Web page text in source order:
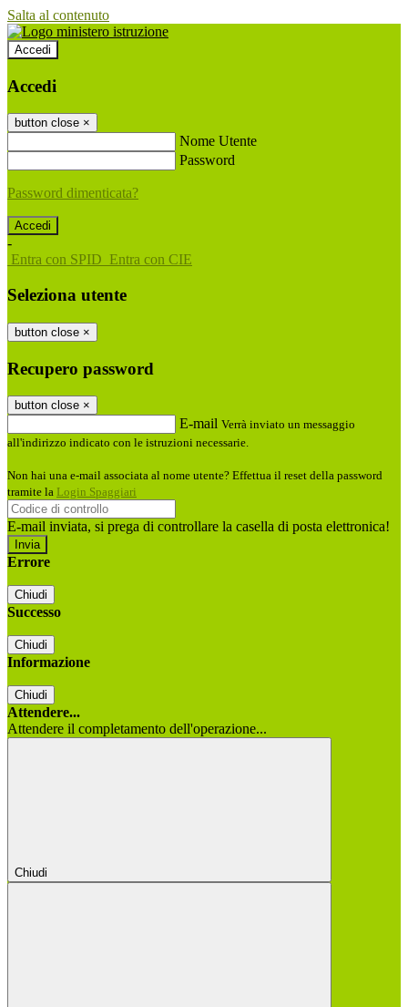
Salta al contenuto
Accedi
Accedi
button close ×
Nome Utente
Password
Password dimenticata?
-
Entra con SPID Entra con CIE
Seleziona utente
button close ×
Recupero password
button close ×
E-mail Verrà inviato un messaggio
all'indirizzo indicato con le istruzioni necessarie.
Non hai una e-mail associata al nome utente? Effettua il reset della password
tramite la Login Spaggiari
E-mail inviata, si prega di controllare la casella di posta elettronica!
Errore
Chiudi
Successo
Chiudi
Informazione
Chiudi
Attendere...
Attendere il completamento dell'operazione...
Chiudi